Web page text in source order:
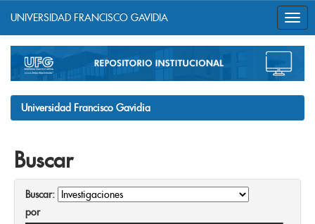
navigation
UNIVERSIDAD FRANCISCO GAVIDIA
Universidad Francisco Gavidia
Buscar
Buscar:
por